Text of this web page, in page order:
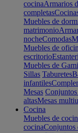
cocinaArmarios
completas
Muebles de
matrimonio
nocheComodas
Muebles de
escritorio
Muebles de
Sillas Taburetes
infantiles
Mesas Conjuntos
altasMesas
Cocina
Muebles de
cocinaConjuntos